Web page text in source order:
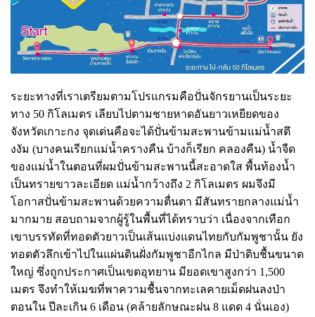
ระยะทางที่เราเตรียมตามโปรแกรมคือปั่นจักรยานเป็นระยะ
ทาง 50 กิโลเมตร เลียบไปตามชายหาดอันยาวเหยียดของ
จังหวัดเกาะกง จุดเด่นคือจะได้ปั่นข้ามสะพานข้ามแม่น้ำสตึ
งงัม (บางคนเรียกแม่น้ำครางคืน บ้างก็เรียก คลองคืน) น้ำจืด
ของแม่น้ำในตอนที่ผมปั่นข้ามสะพานนี้สะอาดใส พื้นท้องน้ำ
เป็นทรายขาวละเอียด แม่น้ำกว้างถึง 2 กิโลเมตร ผมจึงมี
โอกาสปั่นข้ามสะพานด้วยความตื่นตา มีสันทรายกลางแม่น้ำ
มากมาย สอบถามจากผู้รู้ในพื้นที่ได้ทราบว่า เนื่องจากเทือก
เขาบรรทัดที่ทอดตัวยาวเป็นเส้นแบ่งแดนไทยกับกัมพูชานั้น ยัง
ทอดตัวลึกเข้าไปในแผ่นดินฝั่งกัมพูชาอีกไกล มีป่าดิบชื้นขนาด
ใหญ่ ซึ่งถูกประกาศเป็นเขตอุทยาน มียอดเขาสูงกว่า 1,500
เมตร จึงทำให้เมฆที่พาความชื้นจากทะเลคายเม็ดฝนลงป่า
ตอนใน ปีละเกิน 6 เดือน (คล้ายลักษณะฝน 8 แดด 4 นั่นเอง)